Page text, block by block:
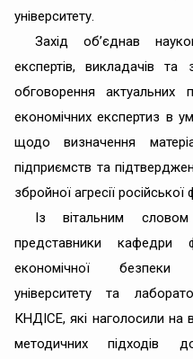
університету.
Захід об’єднав
експертів, викладачів
обговорення актуальних
економічних експертиз в
щодо визначення
підприємств та
збройної агресії російської
Із вітальним
представники кафедри
економічної безпеки
університету та
КНДІСЕ, які наголосили на
методичних підходів